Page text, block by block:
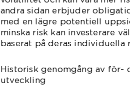
andra sidan erbjuder
med en lägre potentiell
minska risk kan investerare
baserat på deras individuella
Historisk genomgång av för-
utveckling